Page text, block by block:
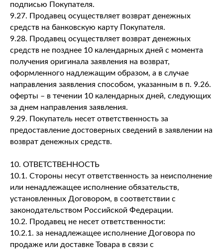
подписью Покупателя.
9.27. Продавец осуществляет возврат денежных
средств на банковскую карту Покупателя.
9.28. Продавец осуществляет возврат денежных
средств не позднее 10 календарных дней с момента
получения оригинала заявления на возврат,
оформленного надлежащим образом, а в случае
направления заявления способом, указанным в п. 9.26.
оферты – в течении 10 календарных дней, следующих
за днем направления заявления.
9.29. Покупатель несет ответственность за
предоставление достоверных сведений в заявлении на
возврат денежных средств.
10. ОТВЕТСТВЕННОСТЬ
10.1. Стороны несут ответственность за неисполнение
или ненадлежащее исполнение обязательств,
установленных Договором, в соответствии с
законодательством Российской Федерации.
10.2. Продавец не несет ответственности:
10.2.1. за ненадлежащее исполнение Договора по
продаже или доставке Товара в связи с